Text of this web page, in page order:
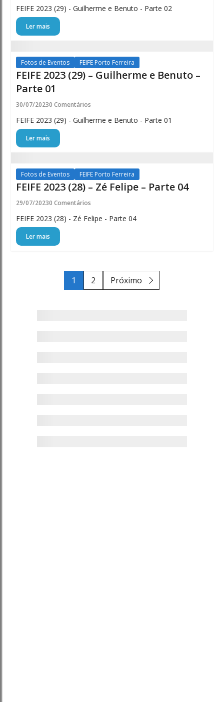
FEIFE 2023 (29) - Guilherme e Benuto - Parte 02
Ler mais
Fotos de Eventos FEIFE Porto Ferreira
FEIFE 2023 (29) – Guilherme e Benuto –
Parte 01
30/07/20230 Comentários
FEIFE 2023 (29) - Guilherme e Benuto - Parte 01
Ler mais
Fotos de Eventos FEIFE Porto Ferreira
FEIFE 2023 (28) – Zé Felipe – Parte 04
29/07/20230 Comentários
FEIFE 2023 (28) - Zé Felipe - Parte 04
Ler mais
1 2 Próximo